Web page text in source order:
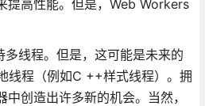
提高性能。但是，Web Workers
线程。但是，这可能是未来的
线程（例如C ++样式线程）。拥
中创造出许多新的机会。当然，